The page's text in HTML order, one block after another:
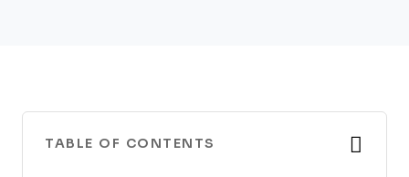
TABLE OF CONTENTS